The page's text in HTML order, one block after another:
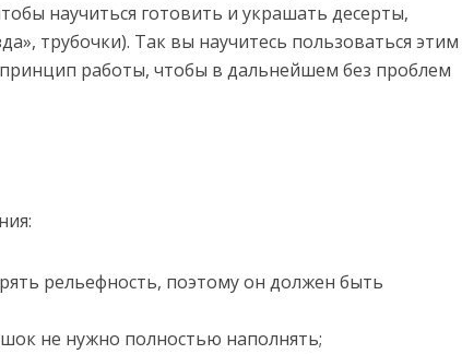
научиться готовить и украшать десерты,
трубочки). Так вы научитесь пользоваться этим
работы, чтобы в дальнейшем без проблем
рельефность, поэтому он должен быть
не нужно полностью наполнять;